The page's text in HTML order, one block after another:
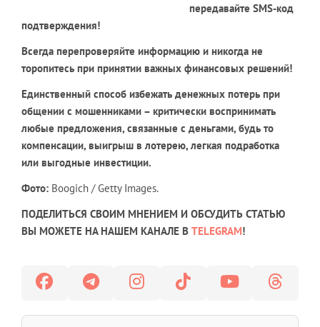
передавайте SMS-код
подтверждения!
Всегда перепроверяйте информацию и никогда не
торопитесь при принятии важных финансовых решений!
Единственный способ избежать денежных потерь при
общении с мошенниками – критически воспринимать
любые предложения, связанные с деньгами, будь то
компенсации, выигрыш в лотерею, легкая подработка
или выгодные инвестиции.
Фото: Boogich / Getty Images.
ПОДЕЛИТЬСЯ СВОИМ МНЕНИЕМ И ОБСУДИТЬ СТАТЬЮ
ВЫ МОЖЕТЕ НА НАШЕМ КАНАЛЕ В TELEGRAM!